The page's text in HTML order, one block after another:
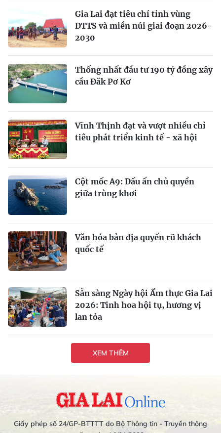
Gia Lai đạt tiêu chí tỉnh vùng
DTTS và miền núi giai đoạn 2026-
2030
Thống nhất đầu tư 190 tỷ đồng xây
cầu Đăk Pơ Kơ
Vĩnh Thịnh đạt và vượt nhiều chỉ
tiêu phát triển kinh tế - xã hội
Cột mốc A9: Dấu ấn chủ quyền
giữa trùng khơi
Văn hóa bản địa quyến rũ khách
quốc tế
Sẵn sàng Ngày hội Ẩm thực Gia Lai
2026: Tinh hoa hội tụ, hương vị
lan tỏa
XEM THÊM
Giấy phép số 24/GP-BTTTT do Bộ Thông tin - Truyền thông